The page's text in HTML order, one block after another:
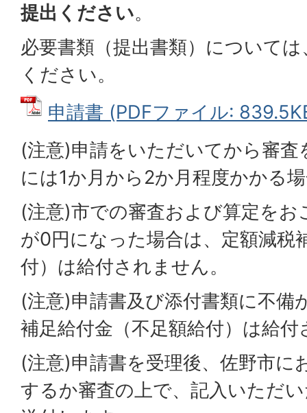
提出ください。
必要書類（提出書類）について
ください。
申請書 (PDFファイル:
(注意)申請をいただいてから審
には1か月から2か月程度かかる
(注意)市での審査および算定をお
が0円になった場合は、定額減税
付）は給付されません。
(注意)申請書及び添付書類に不備
補足給付金（不足額給付）は給
(注意)申請書を受理後、佐野市に
するか審査の上で、記入いただ